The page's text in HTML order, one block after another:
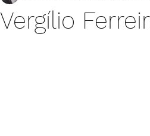
Vergílio